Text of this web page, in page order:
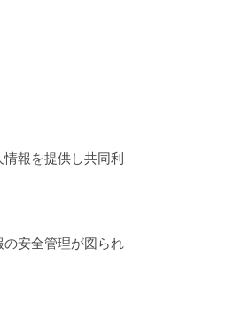
報を提供し共同利
安全管理が図られ